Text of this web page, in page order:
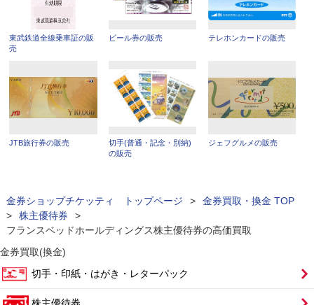
東武鉄道全線乗車証の販
売
ビール券の販売 テレホンカードの販売
JTB旅行券の販売
切手(普通・記念・別納)
の販売
ジェフグルメの販売
金券ショップチケッティ トップページ >
金券買取・換金 TOP
>
株主優待券
>
フランスベッドホールディングス株主優待券の高価買取
金券買取(換金)
切手・印紙・はがき・レターパック